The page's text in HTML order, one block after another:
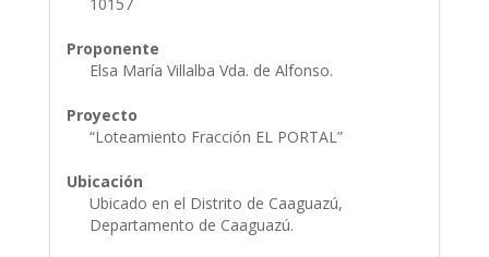
Proponente
Elsa María Villalba Vda. de Alfonso.
Proyecto
“Loteamiento Fracción EL PORTAL”
Ubicación
Ubicado en el Distrito de Caaguazú,
Departamento de Caaguazú.